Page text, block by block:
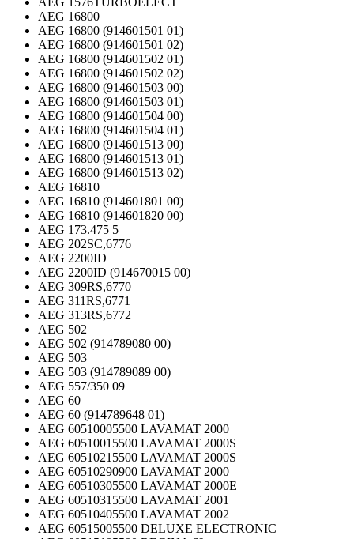
AEG 16800
AEG 16800 (914601501 01)
AEG 16800 (914601501 02)
AEG 16800 (914601502 01)
AEG 16800 (914601502 02)
AEG 16800 (914601503 00)
AEG 16800 (914601503 01)
AEG 16800 (914601504 00)
AEG 16800 (914601504 01)
AEG 16800 (914601513 00)
AEG 16800 (914601513 01)
AEG 16800 (914601513 02)
AEG 16810
AEG 16810 (914601801 00)
AEG 16810 (914601820 00)
AEG 173.475 5
AEG 202SC,6776
AEG 2200ID
AEG 2200ID (914670015 00)
AEG 309RS,6770
AEG 311RS,6771
AEG 313RS,6772
AEG 502
AEG 502 (914789080 00)
AEG 503
AEG 503 (914789089 00)
AEG 557/350 09
AEG 60
AEG 60 (914789648 01)
AEG 60510005500 LAVAMAT 2000
AEG 60510015500 LAVAMAT 2000S
AEG 60510215500 LAVAMAT 2000S
AEG 60510290900 LAVAMAT 2000
AEG 60510305500 LAVAMAT 2000E
AEG 60510315500 LAVAMAT 2001
AEG 60510405500 LAVAMAT 2002
AEG 60515005500 DELUXE ELECTRONIC